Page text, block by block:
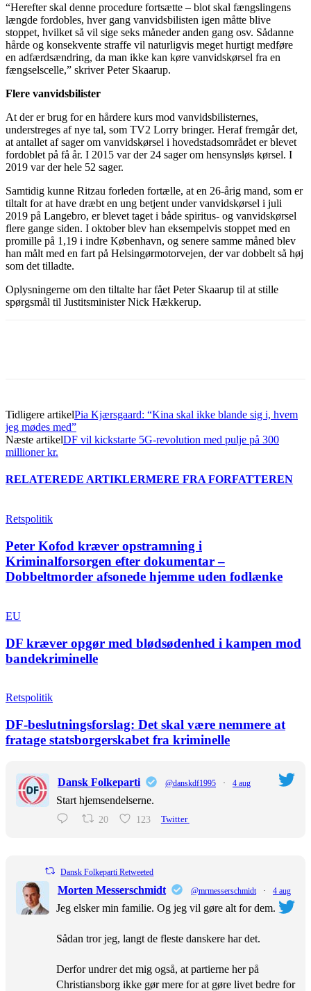
“Herefter skal denne procedure fortsætte – blot skal fængslingens
længde fordobles, hver gang vanvidsbilisten igen måtte blive
stoppet, hvilket så vil sige seks måneder anden gang osv. Sådanne
hårde og konsekvente straffe vil naturligvis meget hurtigt medføre
en adfærdsændring, da man ikke kan køre vanvidskørsel fra en
fængselscelle,” skriver Peter Skaarup.
Flere vanvidsbilister
At der er brug for en hårdere kurs mod vanvidsbilisternes,
understreges af nye tal, som TV2 Lorry bringer. Heraf fremgår det,
at antallet af sager om vanvidskørsel i hovedstadsområdet er blevet
fordoblet på få år. I 2015 var der 24 sager om hensynsløs kørsel. I
2019 var der hele 52 sager.
Samtidig kunne Ritzau forleden fortælle, at en 26-årig mand, som er
tiltalt for at have dræbt en ung betjent under vanvidskørsel i juli
2019 på Langebro, er blevet taget i både spiritus- og vanvidskørsel
flere gange siden. I oktober blev han eksempelvis stoppet med en
promille på 1,19 i indre København, og senere samme måned blev
han målt med en fart på Helsingørmotorvejen, der var dobbelt så høj
som det tilladte.
Oplysningerne om den tiltalte har fået Peter Skaarup til at stille
spørgsmål til Justitsminister Nick Hækkerup.
Tidligere artikelPia Kjærsgaard: “Kina skal ikke blande sig i, hvem
jeg mødes med”
Næste artikelDF vil kickstarte 5G-revolution med pulje på 300
millioner kr.
RELATEREDE ARTIKLERMERE FRA FORFATTEREN
Retspolitik
Peter Kofod kræver opstramning i
Kriminalforsorgen efter dokumentar –
Dobbeltmorder afsonede hjemme uden fodlænke
EU
DF kræver opgør med blødsødenhed i kampen mod
bandekriminelle
Retspolitik
DF-beslutningsforslag: Det skal være nemmere at
fratage statsborgerskabet fra kriminelle
Dansk Folkeparti @danskdf1995 · 4 aug
Start hjemsendelserne.
20 123 Twitter
Dansk Folkeparti Retweeted
Morten Messerschmidt @mrmesserschmidt · 4 aug
Jeg elsker min familie. Og jeg vil gøre alt for dem.
Sådan tror jeg, langt de fleste danskere har det.
Derfor undrer det mig også, at partierne her på
Christiansborg ikke gør mere for at gøre livet bedre for